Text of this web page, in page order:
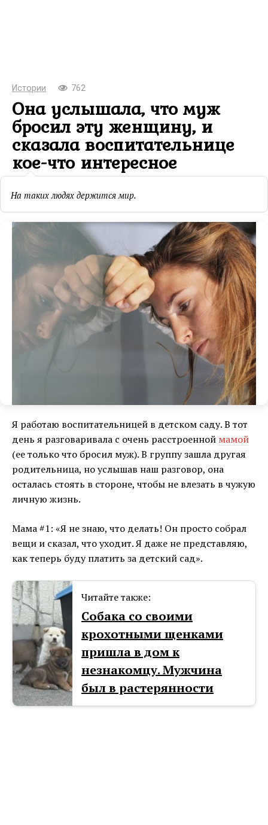
Истории 762
Она услышала, что муж
бросил эту женщину, и
сказала воспитательнице
кое-что интересное
На таких людях держится мир.
Я работаю воспитательницей в детском саду. В тот
день я разговаривала с очень расстроенной мамой
(ее только что бросил муж). В группу зашла другая
родительница, но услышав наш разговор, она
осталась стоять в стороне, чтобы не влезать в чужую
личную жизнь.
Мама #1: «Я не знаю, что делать! Он просто собрал
вещи и сказал, что уходит. Я даже не представляю,
как теперь буду платить за детский сад».
Читайте также:
Собака со своими
крохотными щенками
пришла в дом к
незнакомцу. Мужчина
был в растерянности